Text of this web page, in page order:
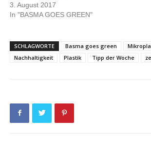
3. August 2017
In "BASMA GOES GREEN"
SCHLAGWORTE Basma goes green
Nachhaltigkeit
Plastik Tipp der Woche